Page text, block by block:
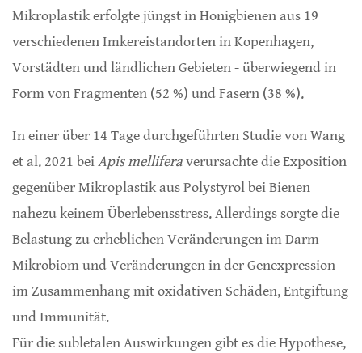
Mikroplastik erfolgte jüngst in Honigbienen aus 19
verschiedenen Imkereistandorten in Kopenhagen,
Vorstädten und ländlichen Gebieten - überwiegend in
Form von Fragmenten (52 %) und Fasern (38 %).
In einer über 14 Tage durchgeführten Studie von Wang
et al. 2021 beiApis melliferaverursachte die Exposition
gegenüber Mikroplastik aus Polystyrol bei Bienen
nahezu keinem Überlebensstress. Allerdings sorgte die
Belastung zu erheblichen Veränderungen im Darm-
Mikrobiom und Veränderungen in der Genexpression
im Zusammenhang mit oxidativen Schäden, Entgiftung
und Immunität.
Für die subletalen Auswirkungen gibt es die Hypothese,